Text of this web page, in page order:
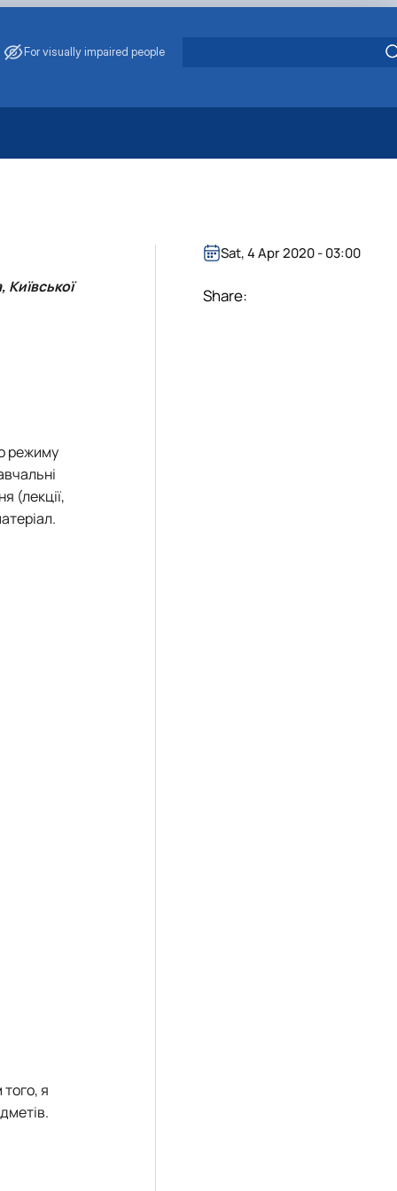
For visually impaired people
Saving
of Eco-Safe and Organic Products
режиму
(лекції,
я
Sat, 4 Apr 2020 - 03:00
Share: